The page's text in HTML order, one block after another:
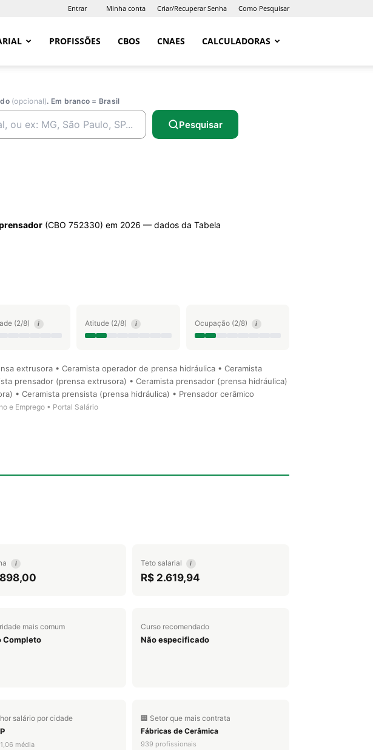
Entrar Minha conta Criar/Recuperar Senha Como Pesquisar
PROFISSÕES CBOS CNAES CALCULADORAS
(opcional). Em branco = Brasil
Pesquisar
(CBO 752330) em 2026 — dados da Tabela
(2/8) i Atitude (2/8) i Ocupação (2/8) i
extrusora • Ceramista operador de prensa hidráulica • Ceramista
prensador (prensa extrusora) • Ceramista prensador (prensa hidráulica)
• Ceramista prensista (prensa hidráulica) • Prensador cerâmico
e Emprego • Portal Salário
i Teto salarial i
R$ 2.619,94
mais comum
Completo
Curso recomendado
Não especificado
salário por cidade
média
🏢 Setor que mais contrata
Fábricas de Cerâmica
939 profissionais